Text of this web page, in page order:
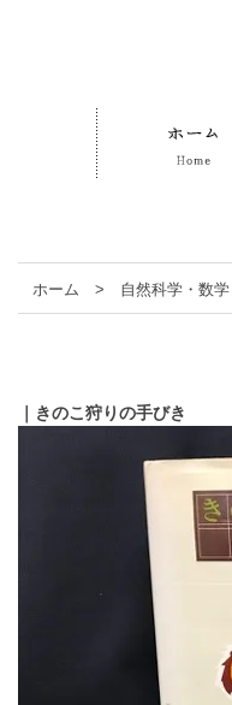
ホーム > 自然科学・数学
｜きのこ狩りの手びき